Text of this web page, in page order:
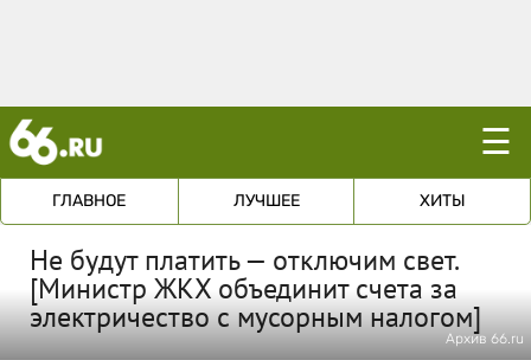
☰
ГЛАВНОЕ ЛУЧШЕЕ ХИТЫ
Не будут платить — отключим свет.
[Министр ЖКХ объединит счета за
электричество с мусорным налогом]
Архив 66.ru